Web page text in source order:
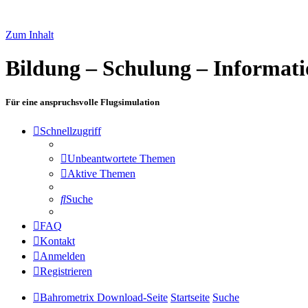
Zum Inhalt
Bildung – Schulung –
Für eine anspruchsvolle Flugsimulation
Schnellzugriff
Unbeantwortete Themen
Aktive Themen
Suche
FAQ
Kontakt
Anmelden
Registrieren
Bahrometrix Download-Seite Startseite Suche